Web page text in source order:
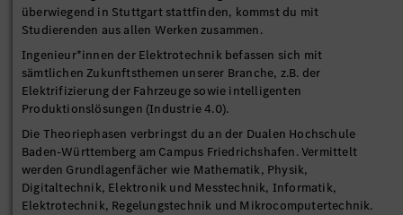
überwiegend in Stuttgart stattfinden, kommst du mit
Studierenden aus allen Werken zusammen.
Ingenieur*innen der Elektrotechnik befassen sich mit
sämtlichen Zukunftsthemen unserer Branche, z.B. der
Elektrifizierung der Fahrzeuge sowie intelligenten
Produktionslösungen (Industrie 4.0).
Die Theoriephasen verbringst du an der Dualen Hochschule
Baden-Württemberg am Campus Friedrichshafen. Vermittelt
werden Grundlagenfächer wie Mathematik, Physik,
Digitaltechnik, Elektronik und Messtechnik, Informatik,
Elektrotechnik, Regelungstechnik und Mikrocomputertechnik.